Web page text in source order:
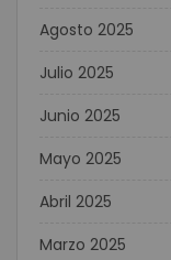
Agosto 2025
Julio 2025
Junio 2025
Mayo 2025
Abril 2025
Marzo 2025